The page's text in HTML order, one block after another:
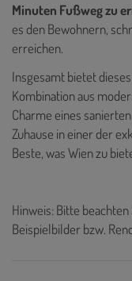
Minuten Fußweg zu
es den Bewohnern,
erreichen.
Insgesamt bietet
Kombination aus
Charme eines
Zuhause in einer der
Beste, was Wien zu
Hinweis: Bitte beachten
Beispielbilder bzw.